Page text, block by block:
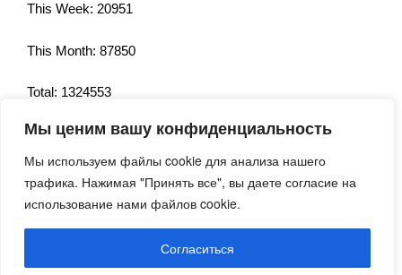
Мы ценим вашу конфиденциальность
Мы используем файлы cookie для анализа нашего
трафика. Нажимая "Принять все", вы даете согласие на
использование нами файлов cookie.
Согласиться
This Week: 20951
This Month: 87850
Total: 1324553
Currently Online: 195